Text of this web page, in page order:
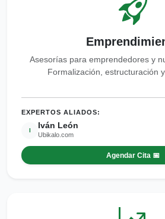
Asesorías para emprendedores y
Formalización, estructuración
EXPERTOS ALIADOS:
I Iván León
Ubikalo.com
Agendar Cita 📅